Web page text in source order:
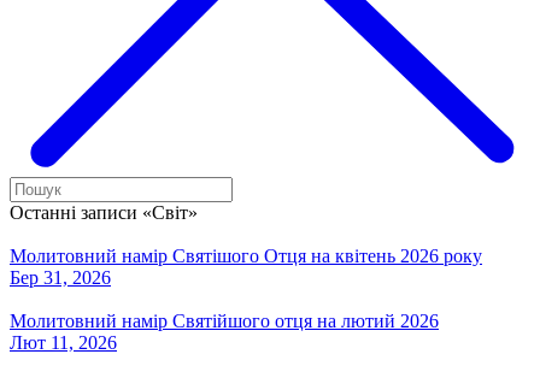
Останні записи «Світ»
Молитовний намір Святішого Отця на квітень 2026 року
Бер 31, 2026
Молитовний намір Святійшого отця на лютий 2026
Лют 11, 2026